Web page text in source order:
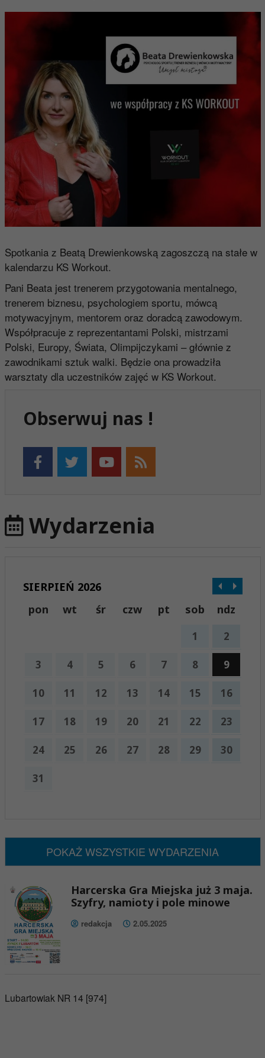
Spotkania z Beatą Drewienkowską zagoszczą na stałe w
kalendarzu KS Workout.
Pani Beata jest trenerem przygotowania mentalnego,
trenerem biznesu, psychologiem sportu, mówcą
motywacyjnym, mentorem oraz doradcą zawodowym.
Współpracuje z reprezentantami Polski, mistrzami
Polski, Europy, Świata, Olimpijczykami – głównie z
zawodnikami sztuk walki. Będzie ona prowadziła
warsztaty dla uczestników zajęć w KS Workout.
Obserwuj nas !
Wydarzenia
SIERPIEŃ 2026
pon
wt śr czw pt sob ndz
1 2
3 4 5 6 7 8 9
10 11 12 13 14 15 16
17 18 19 20 21 22 23
24 25 26 27 28 29 30
31
POKAŻ WSZYSTKIE WYDARZENIA
Harcerska Gra Miejska już 3 maja.
Szyfry, namioty i pole minowe
redakcja 2.05.2025
Lubartowiak NR 14 [974]